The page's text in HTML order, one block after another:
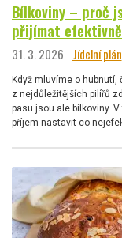
Bílkoviny – proč
přijímat efektivně
31. 3. 2026 Jídelní plán
Když mluvíme o hubnutí,
z nejdůležitějších pilířů
pasu jsou ale bílkoviny.
příjem nastavit co